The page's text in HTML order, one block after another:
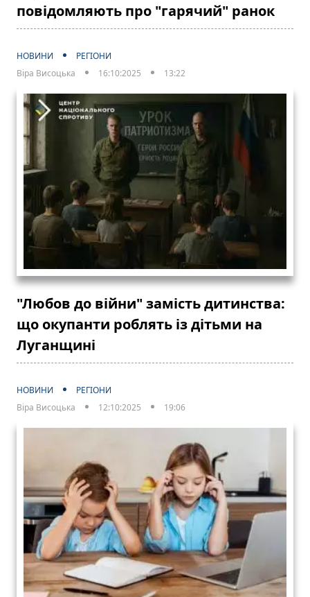
повідомляють про "гарячий" ранок
НОВИНИ
РЕГІОНИ
Віра Висоцька
16:10:2025 13:22
"Любов до війни" замість дитинства:
що окупанти роблять із дітьми на
Луганщині
НОВИНИ
РЕГІОНИ
Віра Висоцька
12:10:2025 19:06